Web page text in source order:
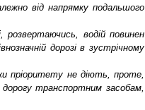
від напрямку подальшого
розвертаючись, водій повинен
дорозі в зустрічному
пріоритету не діють, проте,
транспортним засобам,